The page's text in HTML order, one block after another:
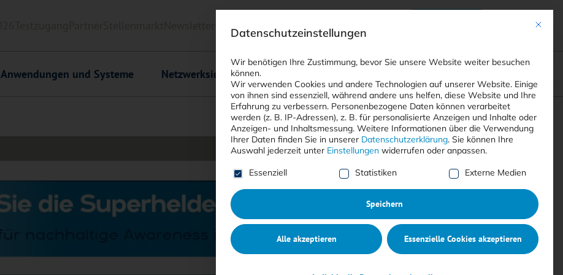
Suchen
<kes>+ Downloads
Anwendungen und Systeme Netzwerksicherheit
Mit
Datenschutzeinstellungen
Wir benötigen Ihre Zustimmung, bevor Sie unsere Website weiter besuchen
können.
Wir verwenden Cookies und andere Technologien auf unserer Website. Einige
von ihnen sind essenziell, während andere uns helfen, diese Website und Ihre
Erfahrung zu verbessern. Personenbezogene Daten können verarbeitet
werden (z. B. IP-Adressen), z. B. für personalisierte Anzeigen und Inhalte oder
Anzeigen- und Inhaltsmessung. Weitere Informationen über die Verwendung
Ihrer Daten finden Sie in unserer Datenschutzerklärung. Sie können Ihre
Auswahl jederzeit unter Einstellungen widerrufen oder anpassen.
Es folgt eine Liste der Service-Gruppen, für die eine Einwilligung
Essenziell Statistiken Externe Medien
Speichern
Alle akzeptieren Essenzielle Cookies akzeptieren